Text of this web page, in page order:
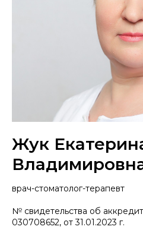
Жук
врач-стоматолог-терапевт
№ свидетельства об
030708652, от 31.01.2023 г.